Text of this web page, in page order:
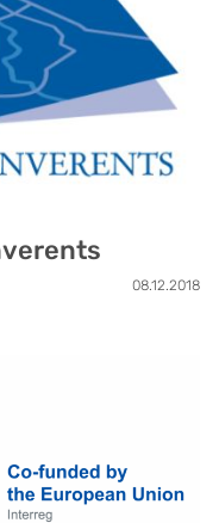
08.12.2018